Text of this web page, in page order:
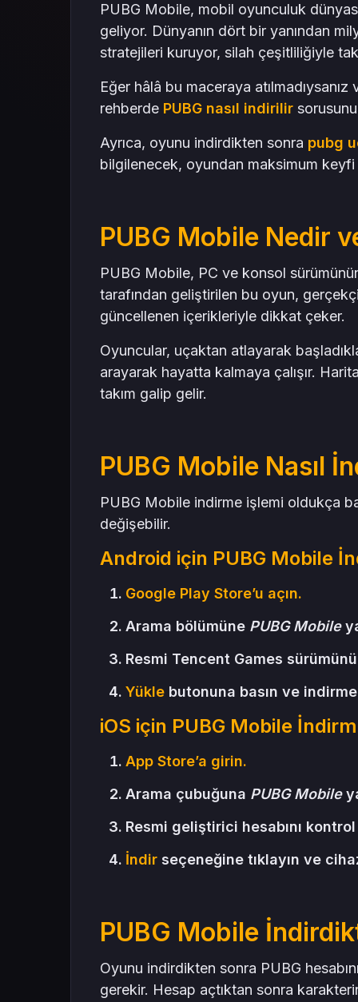
Kontrolleri Özelleştirin
Grafik Ayarlarını Cihazınıza Göre Yapın
Takım İletişimini Kullanın
Haritayı Öğrenin
PUBG Mobile İndirirken Dikkat Edilmesi
Mas4games ile Güvenilir PUBG UC
PUBG Mobile, mobil oyunculuk
geliyor. Dünyanın dört bir yanından
stratejileri kuruyor, silah çeşitliliğiyle
Eğer hâlâ bu maceraya atılmadıysanız
rehberde PUBG nasıl indirilir
Ayrıca, oyunu indirdikten sonra pubg
bilgilenecek, oyundan maksimum
PUBG Mobile Nedir
PUBG Mobile, PC ve konsol
tarafından geliştirilen bu oyun,
güncellenen içerikleriyle dikkat çeker.
Oyuncular, uçaktan atlayarak
arayarak hayatta kalmaya çalışır.
takım galip gelir.
PUBG Mobile Nasıl
PUBG Mobile indirme işlemi oldukça
değişebilir.
Android için PUBG Mobile
Google Play Store’u açın.
Arama bölümüne PUBG Mobile
Resmi Tencent Games
Yüklebutonuna basın ve indirme
iOS için PUBG Mobile
App Store’a girin.
Arama çubuğuna PUBG Mobile
Resmi geliştirici hesabını
İndirseçeneğine tıklayın ve
PUBG Mobile
Oyunu indirdikten sonra PUBG
gerekir. Hesap açtıktan sonra